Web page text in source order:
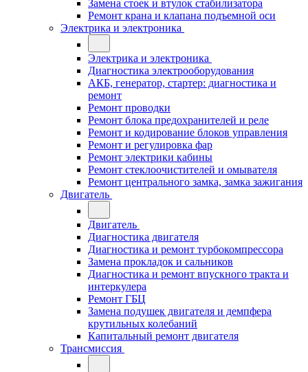
Замена стоек и втулок стабилизатора
Ремонт крана и клапана подъемной оси
Электрика и электроника
Электрика и электроника
Диагностика электрооборудования
АКБ, генератор, стартер: диагностика и
ремонт
Ремонт проводки
Ремонт блока предохранителей и реле
Ремонт и кодирование блоков управления
Ремонт и регулировка фар
Ремонт электрики кабины
Ремонт стеклоочистителей и омывателя
Ремонт центрального замка, замка зажигания
Двигатель
Двигатель
Диагностика двигателя
Диагностика и ремонт турбокомпрессора
Замена прокладок и сальников
Диагностика и ремонт впускного тракта и
интеркулера
Ремонт ГБЦ
Замена подушек двигателя и демпфера
крутильных колебаний
Капитальный ремонт двигателя
Трансмиссия